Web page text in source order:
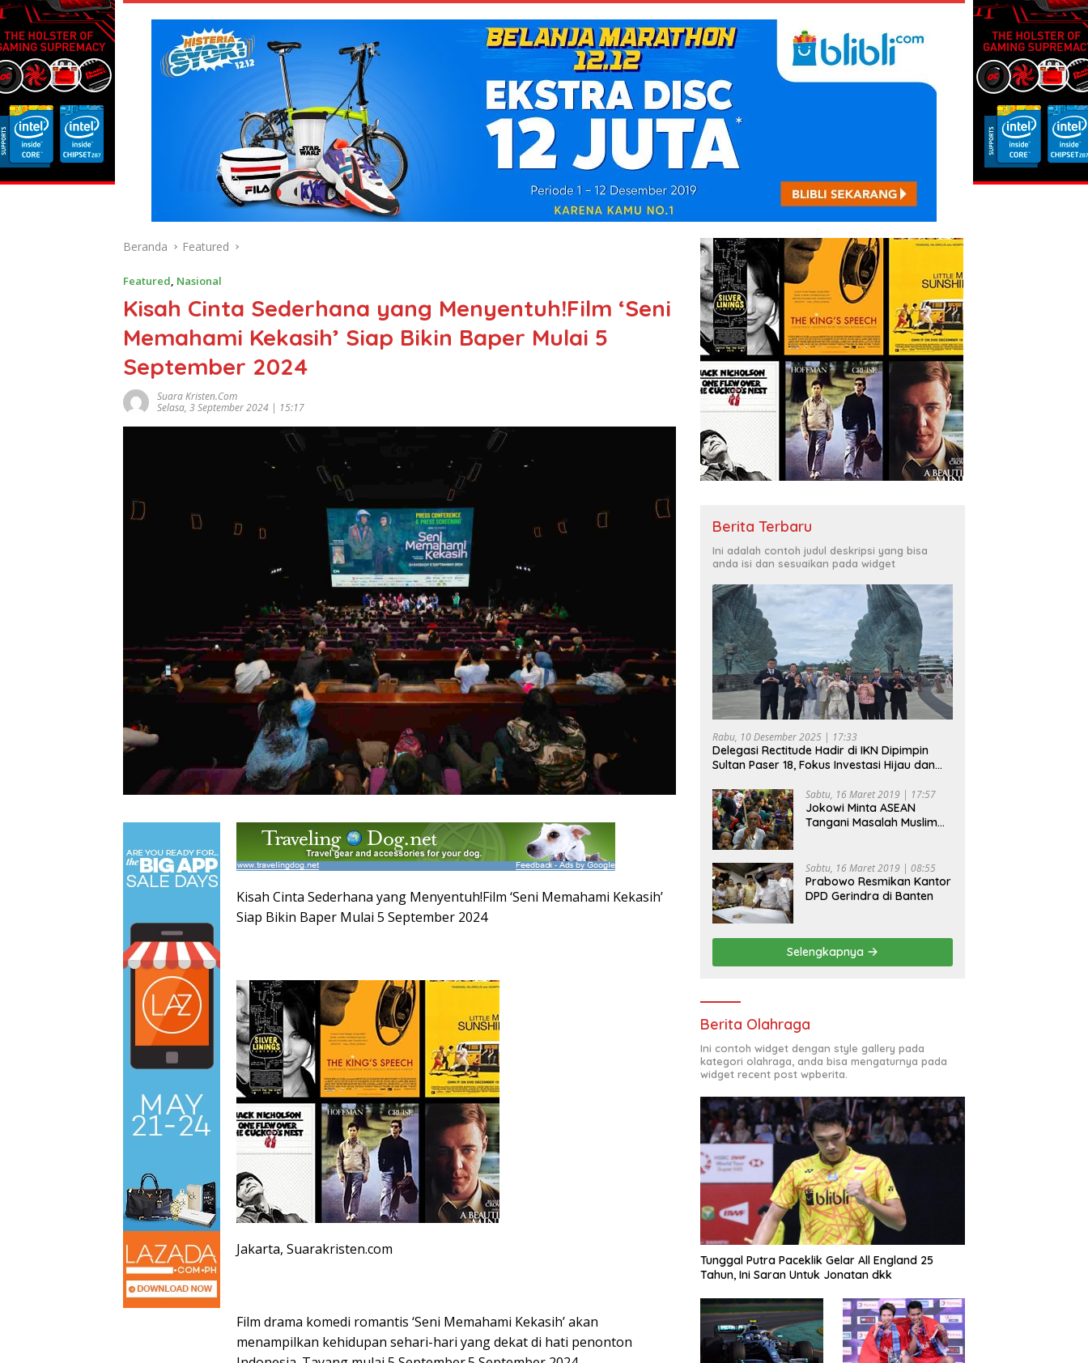
Beranda Featured
Featured, Nasional
Kisah Cinta Sederhana yang Menyentuh!Film ‘Seni
Memahami Kekasih’ Siap Bikin Baper Mulai 5
September 2024
Suara Kristen.com
Selasa, 3 September 2024 | 15:17
Kisah Cinta Sederhana yang Menyentuh!Film ‘Seni Memahami Kekasih’
Siap Bikin Baper Mulai 5 September 2024
Jakarta, Suarakristen.com
Film drama komedi romantis ‘Seni Memahami Kekasih’ akan
menampilkan kehidupan sehari-hari yang dekat di hati penonton
Berita Terbaru
Ini adalah contoh judul deskripsi yang bisa
anda isi dan sesuaikan pada widget
Rabu, 10 Desember 2025 | 17:33
Delegasi Rectitude Hadir di IKN Dipimpin
Sultan Paser 18, Fokus Investasi Hijau dan
Sabtu, 16 Maret 2019 | 17:57
Jokowi Minta ASEAN
Tangani Masalah Muslim
Sabtu, 16 Maret 2019 | 08:55
Prabowo Resmikan Kantor
DPD Gerindra di Banten
Selengkapnya
Berita Olahraga
Ini contoh widget dengan style gallery pada
kategori olahraga, anda bisa mengaturnya pada
widget recent post wpberita.
Tunggal Putra Paceklik Gelar All England 25
Tahun, Ini Saran Untuk Jonatan dkk